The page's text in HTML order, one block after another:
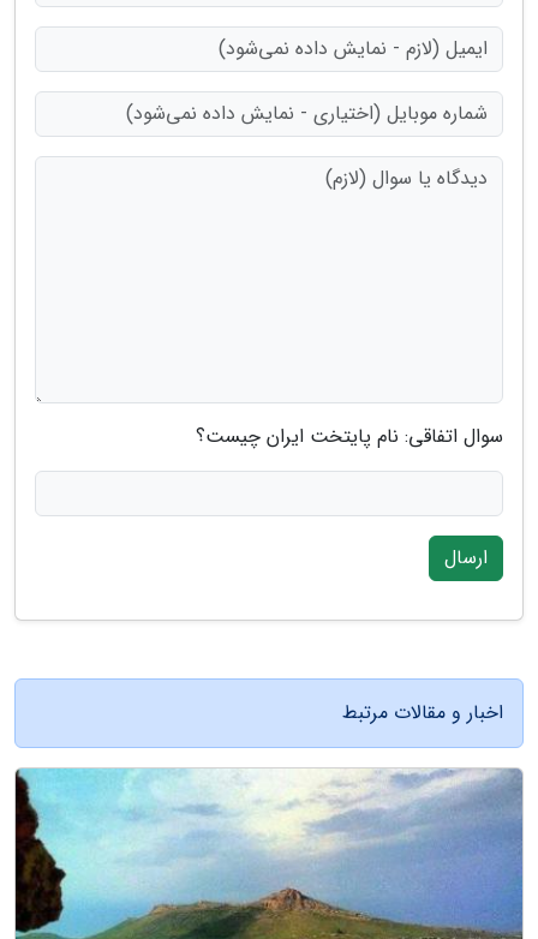
سوال اتفاقی: نام پایتخت ایران چیست؟
ارسال
اخبار و مقالات مرتبط